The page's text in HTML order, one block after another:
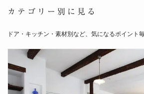
カテゴリー別に見る
ドア・キッチン・素材別など、気になるポイント